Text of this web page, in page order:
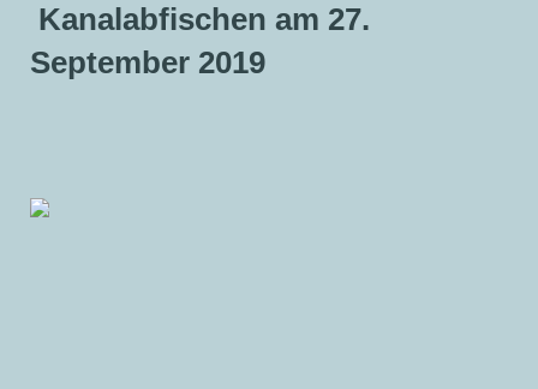
Kanalabfischen am 27.
September 2019